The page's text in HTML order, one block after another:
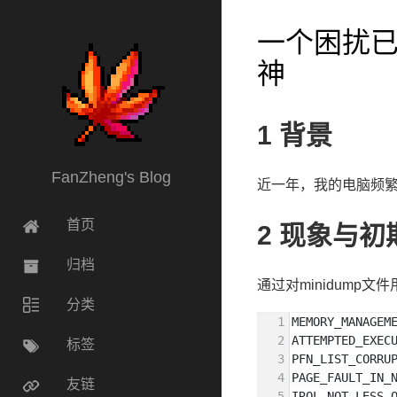
FanZheng's Blog
首页
归档
分类
标签
友链
一个困扰
神
1 背景
近一年，我的电脑频
2 现象与初
通过对minidump文件